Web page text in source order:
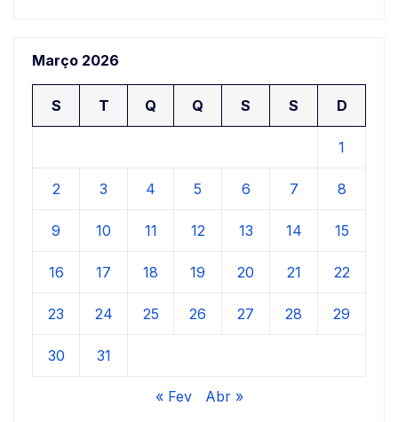
Março 2026
S T Q Q S S D
1
2 3 4 5 6 7 8
9 10 11 12 13 14 15
16 17 18 19 20 21 22
23 24 25 26 27 28 29
30 31
« Fev Abr »